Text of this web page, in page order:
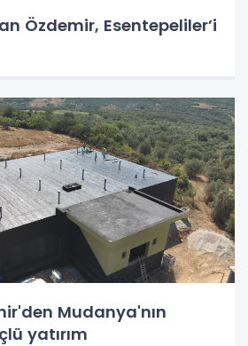
Özdemir, Esentepeliler’i
Mudanya'nın
yatırım